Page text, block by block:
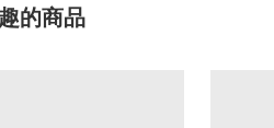
的商品